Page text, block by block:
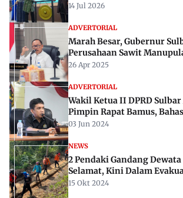
14 Jul 2026
ADVERTORIAL
Marah Besar, Gubernur
Perusahaan Sawit
26 Apr 2025
ADVERTORIAL
Wakil Ketua II DPRD
Pimpin Rapat Bamus,
03 Jun 2024
NEWS
2 Pendaki Gandang
Selamat, Kini Dalam
15 Okt 2024